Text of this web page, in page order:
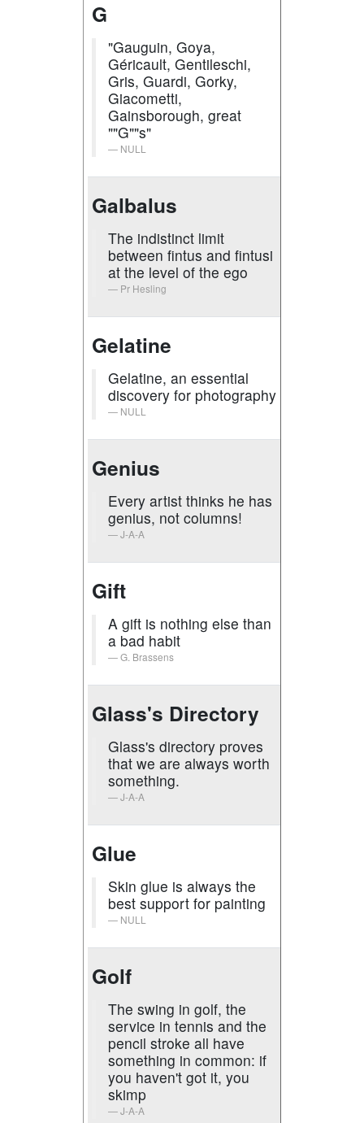
G
"Gauguin, Goya,
Géricault, Gentileschi,
Gris, Guardi, Gorky,
Giacometti,
Gainsborough, great
""G""s"
NULL
Galbalus
The indistinct limit
between fintus and fintusi
at the level of the ego
Pr Hesling
Gelatine
Gelatine, an essential
discovery for photography
NULL
Genius
Every artist thinks he has
genius, not columns!
J-A-A
Gift
A gift is nothing else than
a bad habit
G. Brassens
Glass's Directory
Glass's directory proves
that we are always worth
something.
J-A-A
Glue
Skin glue is always the
best support for painting
NULL
Golf
The swing in golf, the
service in tennis and the
pencil stroke all have
something in common: if
you haven't got it, you
skimp
J-A-A